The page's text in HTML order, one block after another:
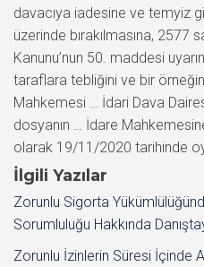
davacıya iadesine ve temyiz
üzerinde bırakılmasına, 2577
Kanunu’nun 50. maddesi
taraflara tebliğini ve bir
Mahkemesi … İdari Dava
dosyanın … İdare
olarak 19/11/2020 tarihinde
İlgili Yazılar
Zorunlu Sigorta
Sorumluluğu Hakkında
Zorunlu İzinlerin Süresi İçinde